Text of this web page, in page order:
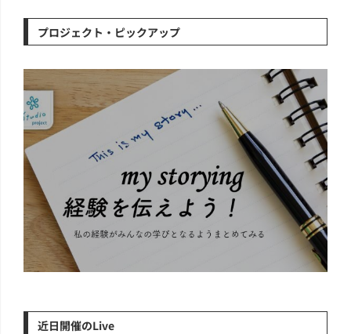
プロジェクト・ピックアップ
my Story...
近日開催のLive